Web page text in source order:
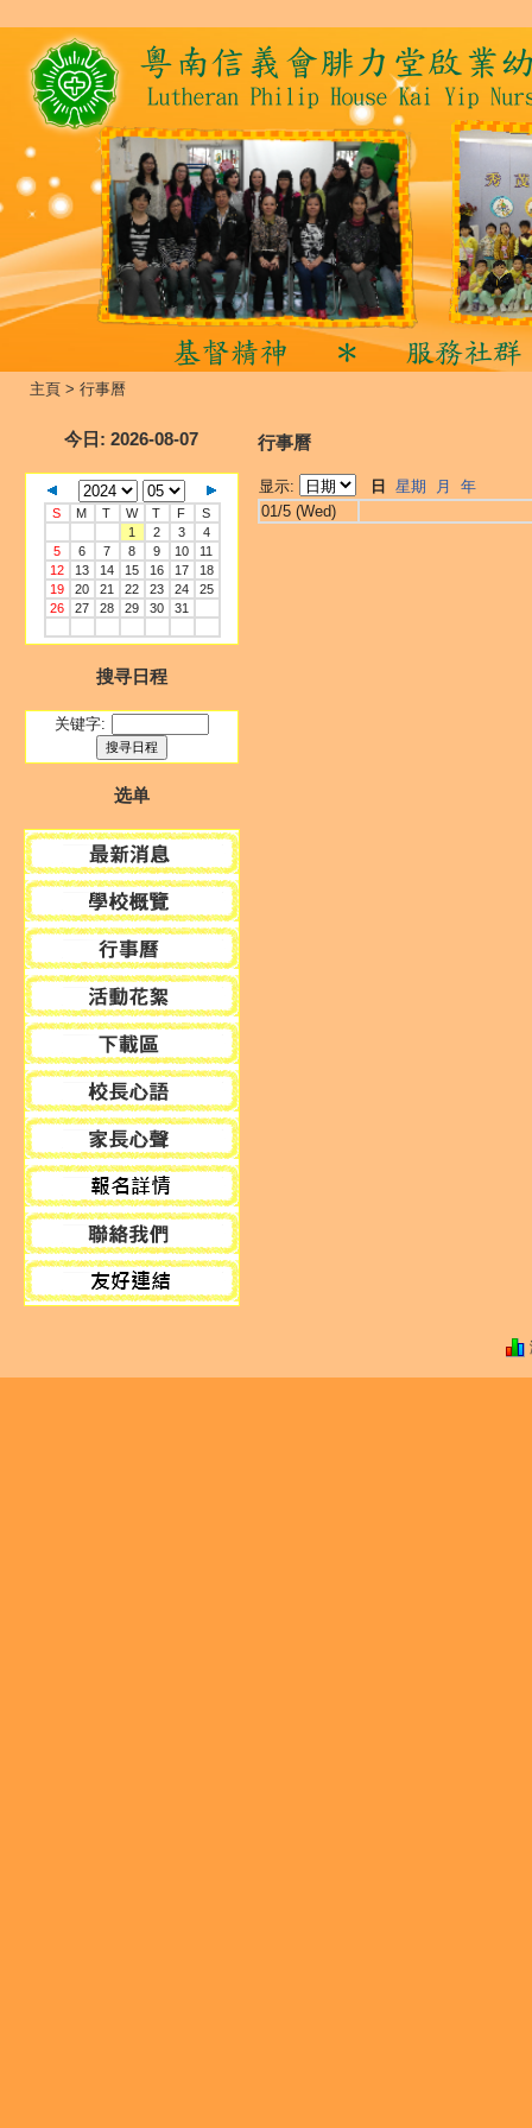
主頁 > 行事曆
今日 : 2026-08-07
S M T W T F
S
1
2 3
4
5
6 7 8 9 10
11
12
13 14 15 16 17
18
19
20 21 22 23 24
25
26
27 28 29 30 31
搜寻日程
关键字:
选单
行事曆
显示: 日 星期 月
年
01/5 (Wed)